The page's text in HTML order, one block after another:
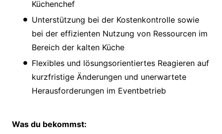
Küchenchef
Unterstützung bei der Kostenkontrolle sowie
bei der effizienten Nutzung von Ressourcen im
Bereich der kalten Küche
Flexibles und lösungsorientiertes Reagieren auf
kurzfristige Änderungen und unerwartete
Herausforderungen im Eventbetrieb
Was du bekommst: